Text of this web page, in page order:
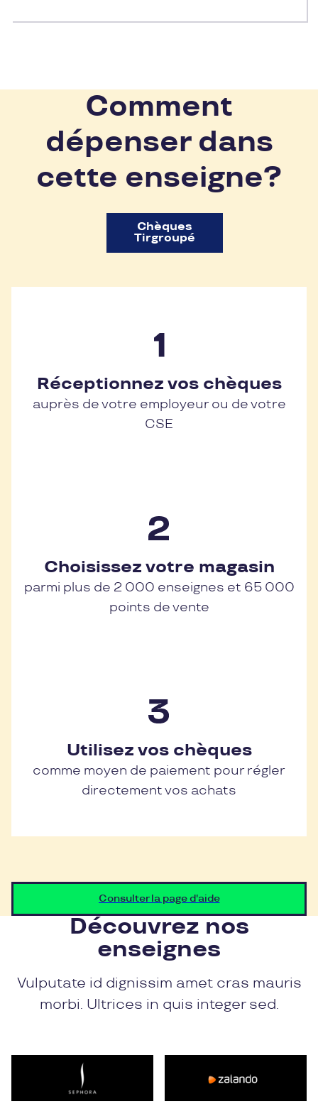
Comment
dépenser dans
cette enseigne?
Chèques
Tirgroupé
Réceptionnez vos chèques
auprès de votre employeur ou de votre
CSE
Choisissez votre magasin
parmi plus de 2 000 enseignes et 65 000
points de vente
Utilisez vos chèques
comme moyen de paiement pour régler
directement vos achats
Consulter la page d'aide
Découvrez nos
enseignes
Vulputate id dignissim amet cras mauris
morbi. Ultrices in quis integer sed.